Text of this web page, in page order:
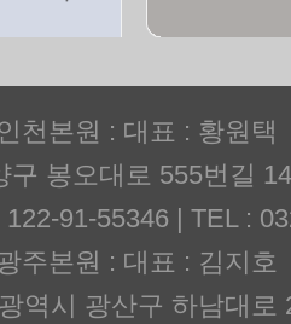
천본원 : 대표 : 황원택
구 봉오대로 555번길
91-55346 | TEL :
주본원 : 대표 : 김지호
역시 광산구 하남대로